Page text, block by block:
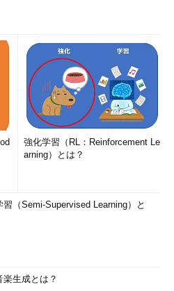
強化学習（RL：Reinforcement Le
arning）とは？
（Semi-Supervised Learning）と
生成とは？